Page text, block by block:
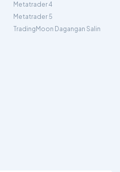
Metatrader 4
Metatrader 5
TradingMoon Dagangan Salin